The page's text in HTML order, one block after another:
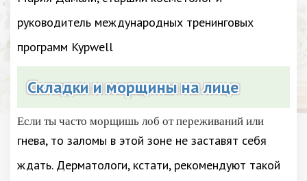
руководитель международных тренинговых
программ Kypwell
Складки и морщины на лице
Если ты часто морщишь лоб от переживаний или
гнева, то заломы в этой зоне не заставят себя
ждать. Дерматологи, кстати, рекомендуют такой